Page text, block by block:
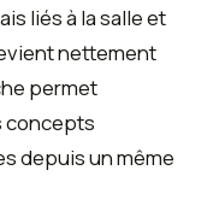
liés à la salle et
nettement
permet
concepts
depuis un même